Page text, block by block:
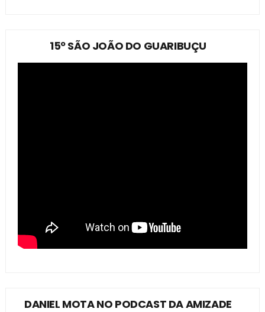
15º SÃO JOÃO DO GUARIBUÇU
DANIEL MOTA NO PODCAST DA AMIZADE